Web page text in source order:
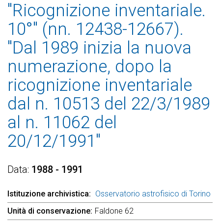
"Ricognizione inventariale.
10°" (nn. 12438-12667).
"Dal 1989 inizia la nuova
numerazione, dopo la
ricognizione inventariale
dal n. 10513 del 22/3/1989
al n. 11062 del
20/12/1991"
Data 1988 - 1991
Istituzione archivistica
Osservatorio astrofisico di Torino
Unità di conservazione Faldone 62